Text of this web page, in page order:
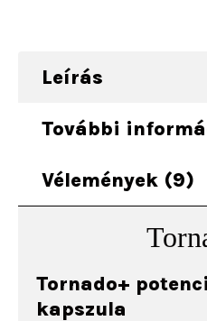
Leírás
További
Vélemények (9)
Tornado+
kapszula